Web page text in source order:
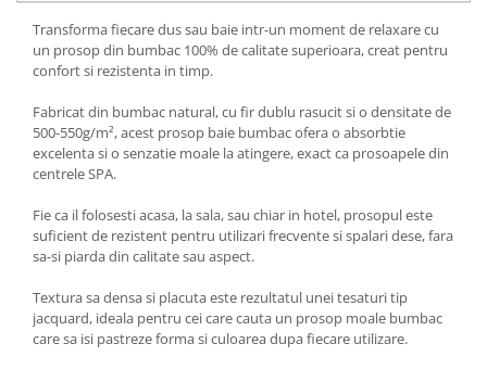
Transforma fiecare dus sau baie intr-un moment de relaxare cu
un prosop din bumbac 100% de calitate superioara, creat pentru
confort si rezistenta in timp.
Fabricat din bumbac natural, cu fir dublu rasucit si o densitate de
500-550g/m², acest prosop baie bumbac ofera o absorbtie
excelenta si o senzatie moale la atingere, exact ca prosoapele din
centrele SPA.
Fie ca il folosesti acasa, la sala, sau chiar in hotel, prosopul este
suficient de rezistent pentru utilizari frecvente si spalari dese, fara
sa-si piarda din calitate sau aspect.
Textura sa densa si placuta este rezultatul unei tesaturi tip
jacquard, ideala pentru cei care cauta un prosop moale bumbac
care sa isi pastreze forma si culoarea dupa fiecare utilizare.